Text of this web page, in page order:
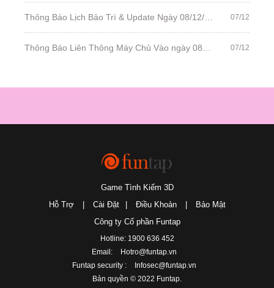
07/12
07/12
Game Tình Kiếm 3D
Hỗ Trợ
Cài Đặt Điều Khoản
Bảo Mật
Công ty Cổ phần Funtap
Hotline: 1900 636 452
Email:
Hotro@funtap.vn
Funtap security :
Infosec@funtap.vn
Bản quyền © 2022 Funtap.